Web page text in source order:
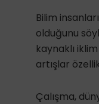
Bilim
olduğunu
kaynaklı
artışlar
Çalışma,